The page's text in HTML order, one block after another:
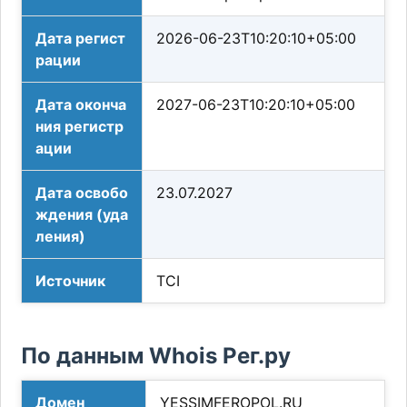
Дата регист
рации
2026-06-23T10:20:10+05:00
Дата оконча
ния регистр
ации
2027-06-23T10:20:10+05:00
Дата освобо
ждения (уда
ления)
23.07.2027
Источник TCI
По данным Whois Рег.ру
Домен YESSIMFEROPOL.RU